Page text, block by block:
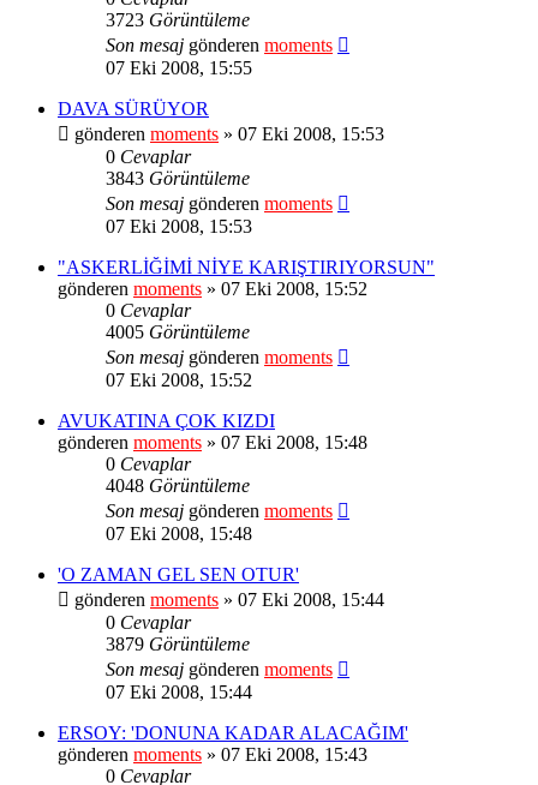
3723 Görüntüleme
Son mesaj gönderen moments
07 Eki 2008, 15:55
DAVA SÜRÜYOR
gönderen moments » 07 Eki 2008, 15:53
0 Cevaplar
3843 Görüntüleme
Son mesaj gönderen moments
07 Eki 2008, 15:53
"ASKERLİĞİMİ NİYE KARIŞTIRIYORSUN"
gönderen moments » 07 Eki 2008, 15:52
0 Cevaplar
4005 Görüntüleme
Son mesaj gönderen moments
07 Eki 2008, 15:52
AVUKATINA ÇOK KIZDI
gönderen moments » 07 Eki 2008, 15:48
0 Cevaplar
4048 Görüntüleme
Son mesaj gönderen moments
07 Eki 2008, 15:48
'O ZAMAN GEL SEN OTUR'
gönderen moments » 07 Eki 2008, 15:44
0 Cevaplar
3879 Görüntüleme
Son mesaj gönderen moments
07 Eki 2008, 15:44
ERSOY: 'DONUNA KADAR ALACAĞIM'
gönderen moments » 07 Eki 2008, 15:43
0 Cevaplar